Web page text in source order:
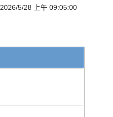
2026/5/28 上午 09:05:00